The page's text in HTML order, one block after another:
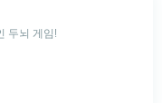
두뇌 게임!